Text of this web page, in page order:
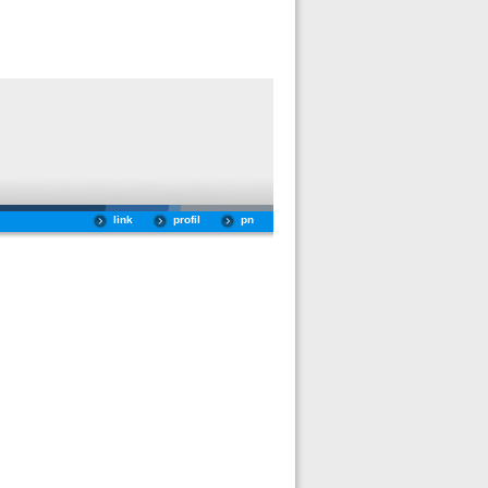
pn
profil
link